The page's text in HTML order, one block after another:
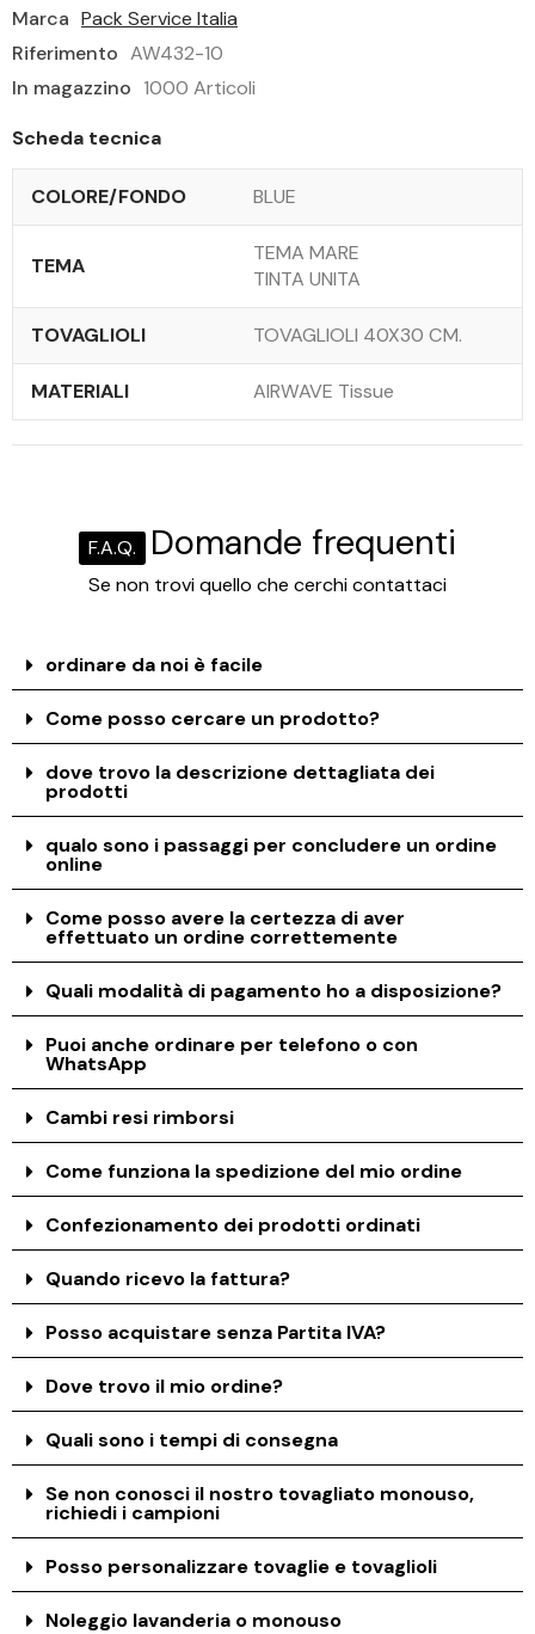
Marca Pack Service Italia
Riferimento AW432-10
In magazzino 1000 Articoli
Scheda tecnica
COLORE/FONDO BLUE
TEMA
TEMA MARE
TINTA UNITA
TOVAGLIOLI TOVAGLIOLI 40X30 CM.
MATERIALI AIRWAVE Tissue
F.A.Q. Domande frequenti
Se non trovi quello che cerchi contattaci
ordinare da noi è facile
Come posso cercare un prodotto?
dove trovo la descrizione dettagliata dei
prodotti
qualo sono i passaggi per concludere un ordine
online
Come posso avere la certezza di aver
effettuato un ordine correttemente
Quali modalità di pagamento ho a disposizione?
Puoi anche ordinare per telefono o con
WhatsApp
Cambi resi rimborsi
Come funziona la spedizione del mio ordine
Confezionamento dei prodotti ordinati
Quando ricevo la fattura?
Posso acquistare senza Partita IVA?
Dove trovo il mio ordine?
Quali sono i tempi di consegna
Se non conosci il nostro tovagliato monouso,
richiedi i campioni
Posso personalizzare tovaglie e tovaglioli
Noleggio lavanderia o monouso